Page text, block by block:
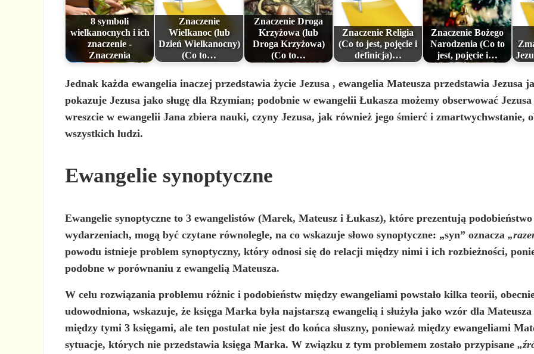
8 symboli
wielkanocnych i ich
znaczenie -
Znaczenia
Znaczenie
Wielkanoc (lub
Dzień Wielkanocny)
(Co to…
Znaczenie Droga
Krzyżowa (lub
Droga Krzyżowa)
(Co to…
Znaczenie Religia
(Co to jest, pojęcie i
definicja)…
Znaczenie Bożego
Narodzenia (Co to
jest, pojęcie i…
Jednakkażda ewangelia inaczej przedstawia życie Jezusa , ewangelia Mateusza przedstawia
pokazuje Jezusa jako sługę dla Rzymian; podobnie w ewangelii Łukasza możemy obserwować
wreszcie w ewangelii Jana zbiera nauki, czyny Jezusa, jak również jego śmierć i zmartwychwstanie,
wszystkich ludzi.
Ewangelie synoptyczne
Ewangelie synoptyczne to 3 ewangelistów (Marek, Mateusz i Łukasz), które prezentują
wydarzeniach, mogą być czytane równolegle, na co wskazuje słowo synoptyczne: „syn” oznacza
powodu istnieje problem synoptyczny, który odnosi się do relacji między nimi i ich rozbieżności,
podobne w porównaniu z ewangelią Mateusza.
W celu rozwiązania problemu różnic i podobieństw między ewangeliami powstało kilka teorii,
udowodniona, wskazuje, że księga Marka była najstarszą ewangelią i służyła jako wzór dla
między tymi 3 księgami, ale ten postulat nie jest do końca słuszny, ponieważ między ewangeliami
sytuacje, których nie przedstawia księga Marka. W związku z tym problemem zostało przypisane